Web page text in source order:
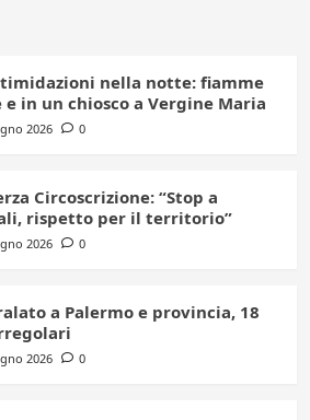
nella notte: fiamme
e in un chiosco a Vergine Maria
2026 0
Circoscrizione: “Stop a
rispetto per il territorio”
2026 0
a Palermo e provincia, 18
2026 0